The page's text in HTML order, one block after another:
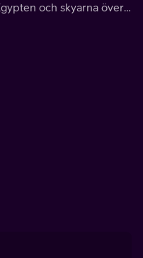
och skyarna över